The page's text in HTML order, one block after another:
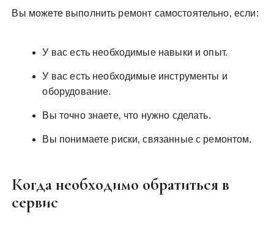
Вы можете выполнить ремонт самостоятельно‚ если:
У вас есть необходимые навыки и опыт.
У вас есть необходимые инструменты и
оборудование.
Вы точно знаете‚ что нужно сделать.
Вы понимаете риски‚ связанные с ремонтом.
Когда необходимо обратиться в
сервис